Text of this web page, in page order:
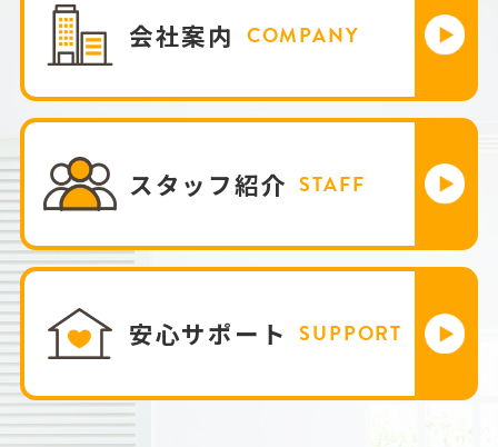
会社案内 COMPANY
スタッフ紹介 STAFF
安心サポート SUPPORT